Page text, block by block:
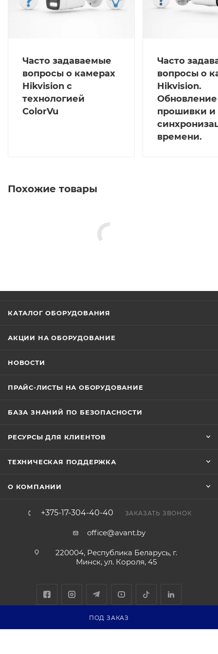
ПОД ЗАКАЗ
Часто задаваемые
вопросы о камерах
Hikvision с
технологией
ColorVu
Часто
вопросы о
Hikvision.
Обновление
прошивки и
времени.
Похожие товары
КАТАЛОГ ОБОРУДОВАНИЯ
АКЦИИ НА ОБОРУДОВАНИЕ
НОВОСТИ
ПРАЙС-ЛИСТЫ НА ОБОРУДОВАНИЕ
БАЗА ЗНАНИЙ ПО БЕЗОПАСНОСТИ
РЕСУРСЫ ДЛЯ КЛИЕНТОВ
ТЕХНИЧЕСКАЯ ПОДДЕРЖКА
О КОМПАНИИ
+375-17-304-40-40 ЗАКАЗАТЬ ЗВОНОК
office@avant.by
220004, Республика Беларусь, г.
Минск, ул. Короля, 45